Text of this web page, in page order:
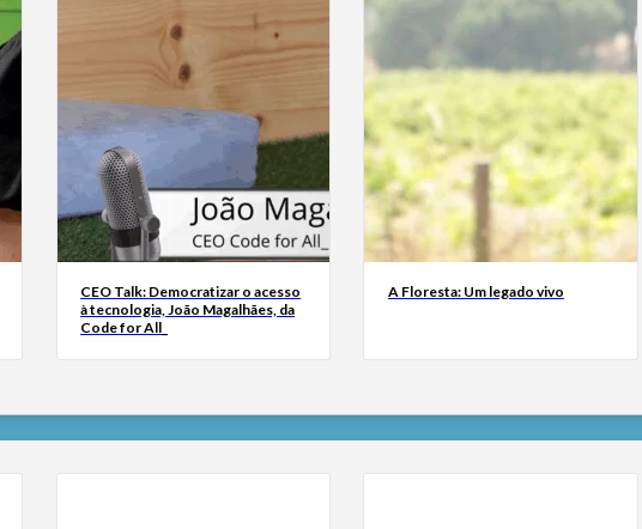
CEO Talk: Democratizar o acesso
à tecnologia, João Magalhães, da
Code for All_
A Floresta: Um legado vivo